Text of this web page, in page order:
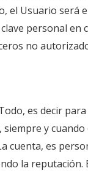
el Usuario será
personal
no
es decir
y
cuenta, es
la